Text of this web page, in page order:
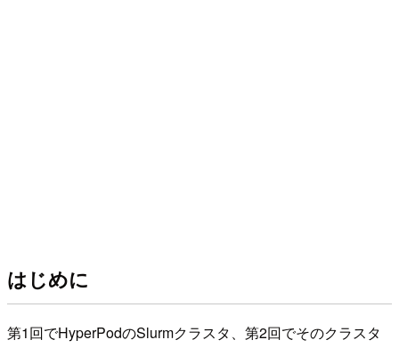
はじめに
第1回でHyperPodのSlurmクラスタ、第2回でそのクラスタ